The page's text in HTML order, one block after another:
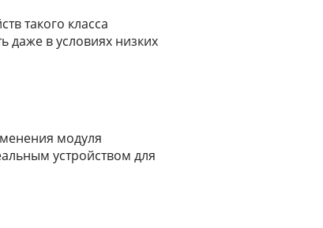
такого класса
даже в условиях низких
модуля
устройством для